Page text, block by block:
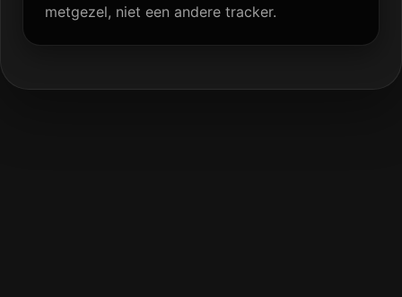
metgezel, niet een andere tracker.